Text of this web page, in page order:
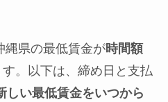
縄県の最低賃金が時間額
。以下は、締め日と支払
しい最低賃金をいつから